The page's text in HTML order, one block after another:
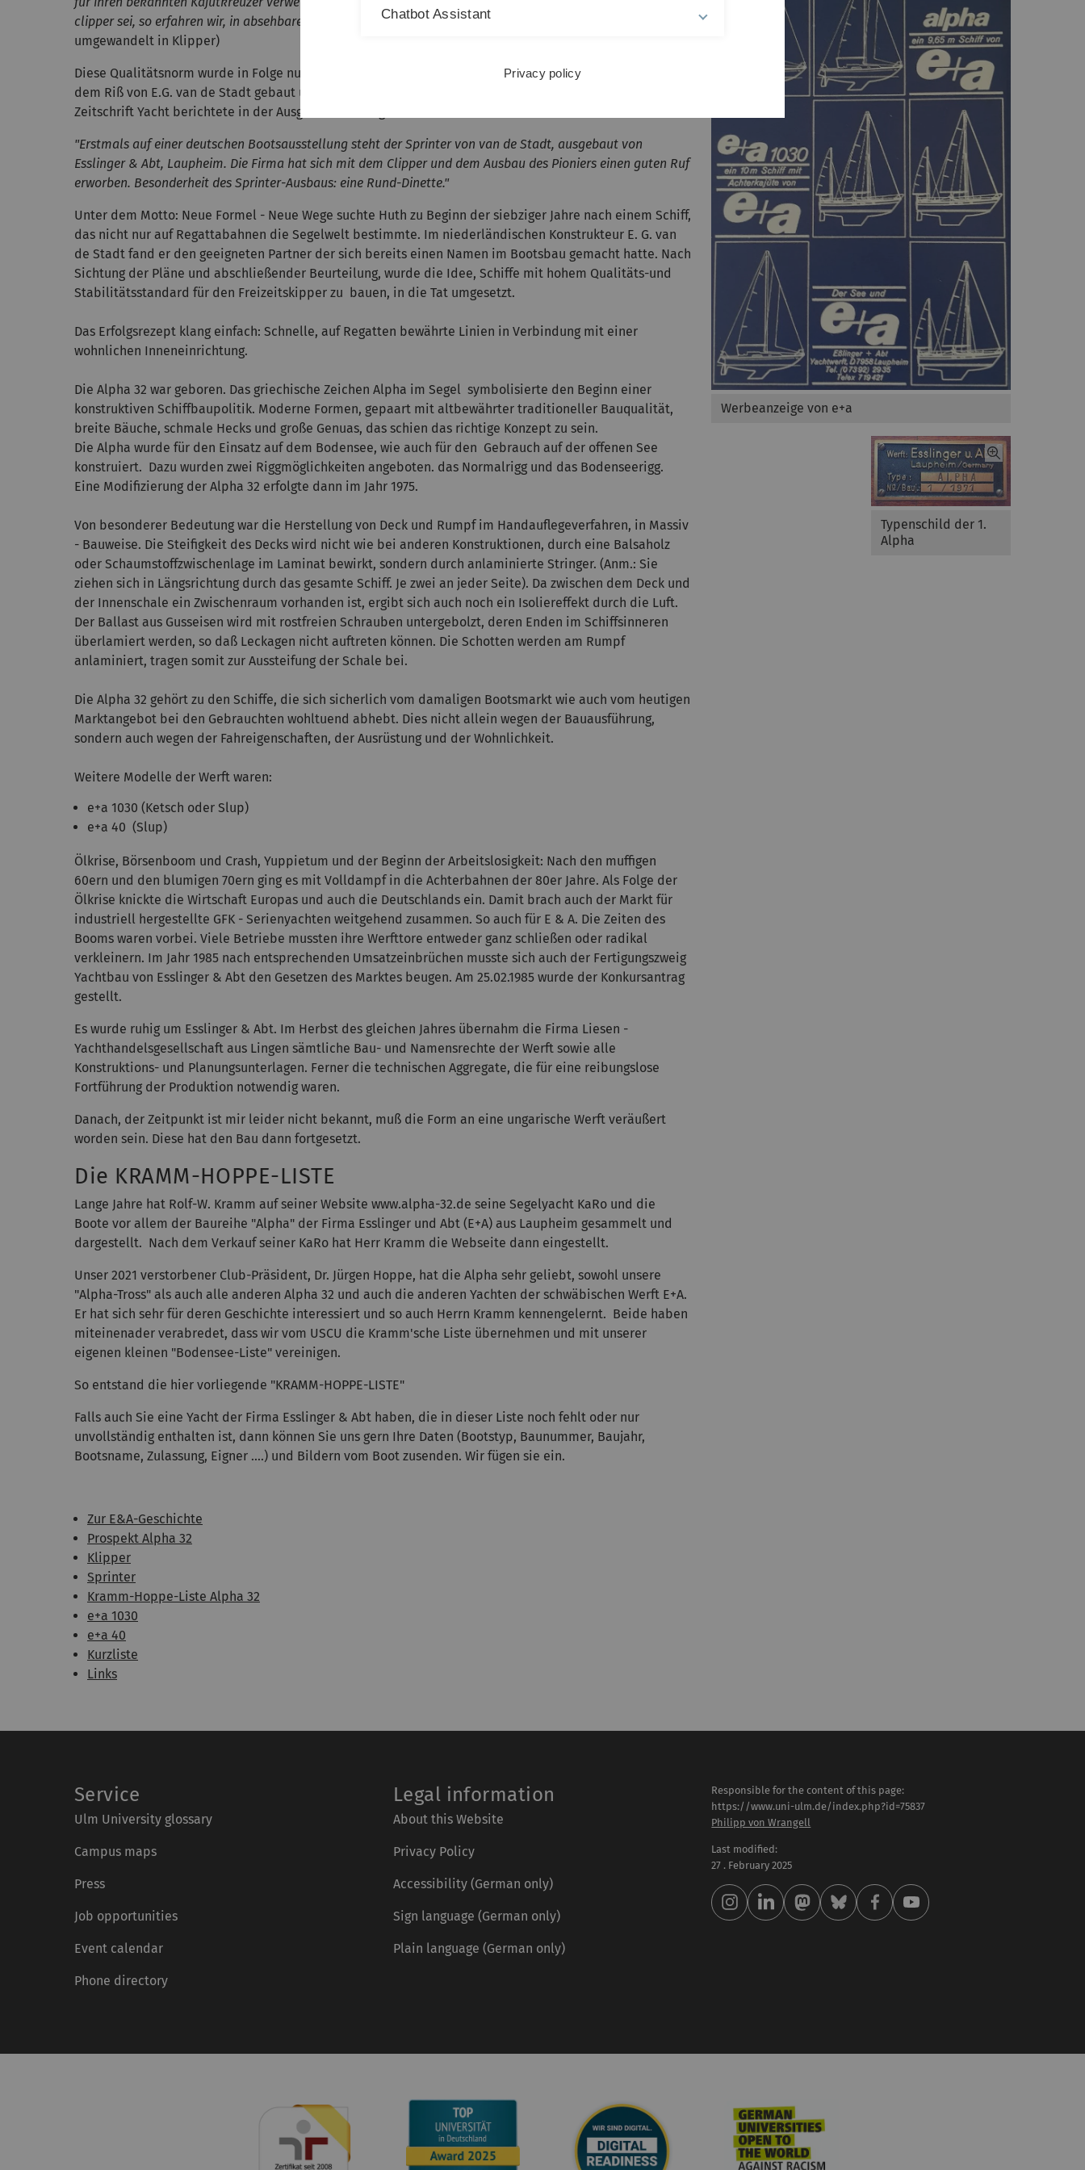
clipper sei, so erfahren wir, in absehbarer Zeit jedoch nicht geplant."(Anm: Der Namenszug Clipper wurde
umgewandelt in Klipper)
Diese Qualitätsnorm wurde in Folge nun auch für den Bau des SPRINTERs übernommen. Sie wurde nach
dem Riß von E.G. van de Stadt gebaut und war eines der schnellsten Tourenschiffe seiner Zeit. Die
Zeitschrift Yacht berichtete in der Ausgabe 19/68 folgendes:
"Erstmals auf einer deutschen Bootsausstellung steht der Sprinter von van de Stadt, ausgebaut von
Esslinger & Abt, Laupheim. Die Firma hat sich mit dem Clipper und dem Ausbau des Pioniers einen guten Ruf
erworben. Besonderheit des Sprinter-Ausbaus: eine Rund-Dinette."
Unter dem Motto: Neue Formel - Neue Wege suchte Huth zu Beginn der siebziger Jahre nach einem Schiff,
das nicht nur auf Regattabahnen die Segelwelt bestimmte. Im niederländischen Konstrukteur E. G. van
de Stadt fand er den geeigneten Partner der sich bereits einen Namen im Bootsbau gemacht hatte. Nach
Sichtung der Pläne und abschließender Beurteilung, wurde die Idee, Schiffe mit hohem Qualitäts-und
Stabilitätsstandard für den Freizeitskipper zu bauen, in die Tat umgesetzt.
Das Erfolgsrezept klang einfach: Schnelle, auf Regatten bewährte Linien in Verbindung mit einer
wohnlichen Inneneinrichtung.
Die Alpha 32 war geboren. Das griechische Zeichen Alpha im Segel symbolisierte den Beginn einer
konstruktiven Schiffbaupolitik. Moderne Formen, gepaart mit altbewährter traditioneller Bauqualität,
breite Bäuche, schmale Hecks und große Genuas, das schien das richtige Konzept zu sein.
Die Alpha wurde für den Einsatz auf dem Bodensee, wie auch für den Gebrauch auf der offenen See
konstruiert. Dazu wurden zwei Riggmöglichkeiten angeboten. das Normalrigg und das Bodenseerigg.
Eine Modifizierung der Alpha 32 erfolgte dann im Jahr 1975.
Von besonderer Bedeutung war die Herstellung von Deck und Rumpf im Handauflegeverfahren, in Massiv
- Bauweise. Die Steifigkeit des Decks wird nicht wie bei anderen Konstruktionen, durch eine Balsaholz
oder Schaumstoffzwischenlage im Laminat bewirkt, sondern durch anlaminierte Stringer. (Anm.: Sie
ziehen sich in Längsrichtung durch das gesamte Schiff. Je zwei an jeder Seite). Da zwischen dem Deck und
der Innenschale ein Zwischenraum vorhanden ist, ergibt sich auch noch ein Isoliereffekt durch die Luft.
Der Ballast aus Gusseisen wird mit rostfreien Schrauben untergebolzt, deren Enden im Schiffsinneren
überlamiert werden, so daß Leckagen nicht auftreten können. Die Schotten werden am Rumpf
anlaminiert, tragen somit zur Aussteifung der Schale bei.
Die Alpha 32 gehört zu den Schiffe, die sich sicherlich vom damaligen Bootsmarkt wie auch vom heutigen
Marktangebot bei den Gebrauchten wohltuend abhebt. Dies nicht allein wegen der Bauausführung,
sondern auch wegen der Fahreigenschaften, der Ausrüstung und der Wohnlichkeit.
Weitere Modelle der Werft waren:
e+a 1030 (Ketsch oder Slup)
e+a 40 (Slup)
Ölkrise, Börsenboom und Crash, Yuppietum und der Beginn der Arbeitslosigkeit: Nach den muffigen
60ern und den blumigen 70ern ging es mit Volldampf in die Achterbahnen der 80er Jahre. Als Folge der
Ölkrise knickte die Wirtschaft Europas und auch die Deutschlands ein. Damit brach auch der Markt für
industriell hergestellte GFK - Serienyachten weitgehend zusammen. So auch für E & A. Die Zeiten des
Booms waren vorbei. Viele Betriebe mussten ihre Werfttore entweder ganz schließen oder radikal
verkleinern. Im Jahr 1985 nach entsprechenden Umsatzeinbrüchen musste sich auch der Fertigungszweig
Yachtbau von Esslinger & Abt den Gesetzen des Marktes beugen. Am 25.02.1985 wurde der Konkursantrag
gestellt.
Es wurde ruhig um Esslinger & Abt. Im Herbst des gleichen Jahres übernahm die Firma Liesen -
Yachthandelsgesellschaft aus Lingen sämtliche Bau- und Namensrechte der Werft sowie alle
Konstruktions- und Planungsunterlagen. Ferner die technischen Aggregate, die für eine reibungslose
Fortführung der Produktion notwendig waren.
Danach, der Zeitpunkt ist mir leider nicht bekannt, muß die Form an eine ungarische Werft veräußert
worden sein. Diese hat den Bau dann fortgesetzt.
Die KRAMM-HOPPE-LISTE
Lange Jahre hat Rolf-W. Kramm auf seiner Website www.alpha-32.de seine Segelyacht KaRo und die
Boote vor allem der Baureihe "Alpha" der Firma Esslinger und Abt (E+A) aus Laupheim gesammelt und
dargestellt. Nach dem Verkauf seiner KaRo hat Herr Kramm die Webseite dann eingestellt.
Unser 2021 verstorbener Club-Präsident, Dr. Jürgen Hoppe, hat die Alpha sehr geliebt, sowohl unsere
"Alpha-Tross" als auch alle anderen Alpha 32 und auch die anderen Yachten der schwäbischen Werft E+A.
Er hat sich sehr für deren Geschichte interessiert und so auch Herrn Kramm kennengelernt. Beide haben
miteinenader verabredet, dass wir vom USCU die Kramm'sche Liste übernehmen und mit unserer
eigenen kleinen "Bodensee-Liste" vereinigen.
So entstand die hier vorliegende "KRAMM-HOPPE-LISTE"
Falls auch Sie eine Yacht der Firma Esslinger & Abt haben, die in dieser Liste noch fehlt oder nur
unvollständig enthalten ist, dann können Sie uns gern Ihre Daten (Bootstyp, Baunummer, Baujahr,
Bootsname, Zulassung, Eigner ....) und Bildern vom Boot zusenden. Wir fügen sie ein.
Zur E&A-Geschichte
Prospekt Alpha 32
Klipper
Sprinter
Kramm-Hoppe-Liste Alpha 32
e+a 1030
e+a 40
Kurzliste
Links
Werbeanzeige von e+a
Typenschild der 1.
Alpha
Service
Ulm University glossary
Campus maps
Press
Job opportunities
Event calendar
Phone directory
Legal information
About this Website
Privacy Policy
Accessibility (German only)
Sign language (German only)
Plain language (German only)
Responsible for the content of this page:
https://www.uni-ulm.de/index.php?id=75837
Philipp von Wrangell
Last modified:
27 . February 2025
Chatbot Assistant
Privacy policy